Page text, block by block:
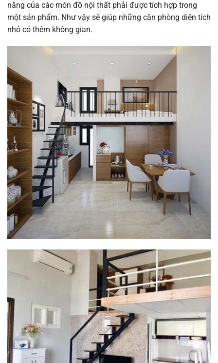
năng của các món đồ nội thất phải được tích hợp trong
một sản phẩm. Như vậy sẽ giúp những căn phòng diện tích
nhỏ có thêm không gian.